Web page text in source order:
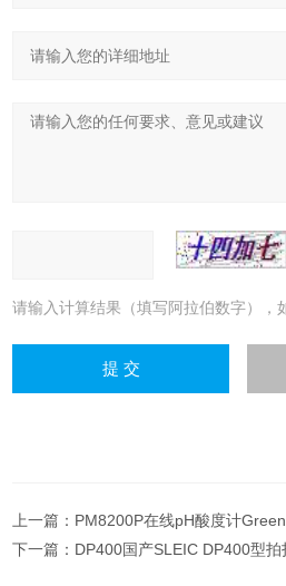
请输入计算结果（填写阿拉伯数字），
上一篇： PM8200P在线pH酸度计
下一篇： DP400国产SLEIC DP400型拍